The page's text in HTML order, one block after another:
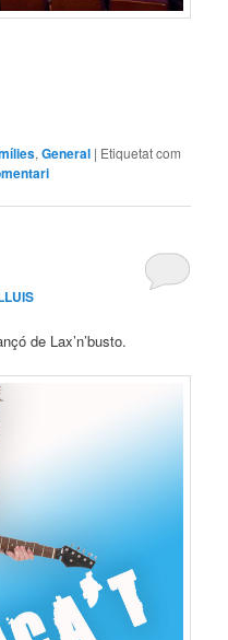
,General | Etiquetat com
de Lax’n’busto.